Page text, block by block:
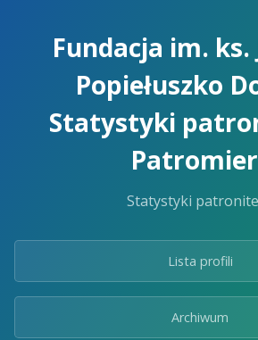
Fundacja im. ks.
Popiełuszko
Statystyki
Statystyki
Lista profili
Archiwum